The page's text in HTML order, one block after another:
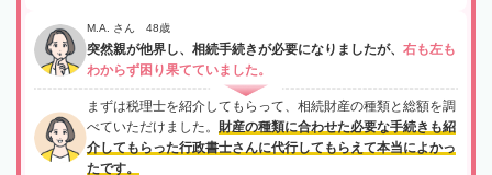
M.A. さん 48歳
突然親が他界し、相続手続きが必要になりましたが、 右も左も
わからず困り果てていました。
まずは税理士を紹介してもらって、相続財産の種類と総額を調
べていただけました。 財産の種類に合わせた必要な手続きも紹
介してもらった行政書士さんに代行してもらえて本当によかっ
たです。